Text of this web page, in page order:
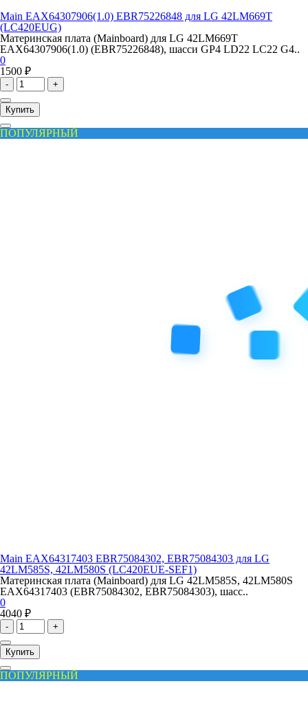
Main EAX64307906(1.0) EBR75226848 для LG 42LM669T
(LC420EUG)
Материнская плата (Mainboard) для LG 42LM669T
EAX64307906(1.0) (EBR75226848), шасси GP4 LD22 LC22 G4..
0
1500 ₽
- +
Купить
ПОПУЛЯРНЫЙ
Main EAX64317403 EBR75084302, EBR75084303 для LG
42LM585S, 42LM580S (LC420EUE-SEF1)
Материнская плата (Mainboard) для LG 42LM585S, 42LM580S
EAX64317403 (EBR75084302, EBR75084303), шасс..
0
4040 ₽
- +
Купить
ПОПУЛЯРНЫЙ